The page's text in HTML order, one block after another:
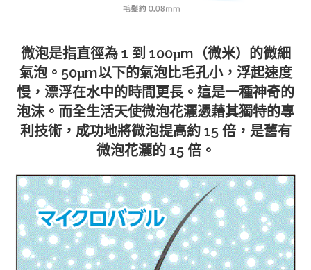
微泡是指直徑為 1 到 100μm（微米）的微細
氣泡。50μm以下的氣泡比毛孔小，浮起速度
慢，漂浮在水中的時間更長。這是一種神奇的
泡沫。而全生活天使微泡花灑憑藉其獨特的專
利技術，成功地將微泡提高約 15 倍，是舊有
微泡花灑的 15 倍。